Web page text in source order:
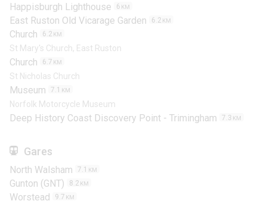
Happisburgh Lighthouse 6 KM
East Ruston Old Vicarage Garden 6.2 KM
Church 6.2 KM
St Mary's Church, East Ruston
Church 6.7 KM
St Nicholas Church
Museum 7.1 KM
Norfolk Motorcycle Museum
Deep History Coast Discovery Point - Trimingham 7.3 KM
Gares
North Walsham 7.1 KM
Gunton (GNT) 8.2 KM
Worstead 9.7 KM